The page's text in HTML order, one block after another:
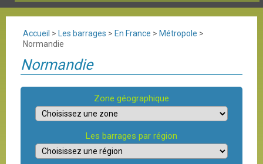
Accueil > Les barrages > En France > Métropole >
Normandie
Normandie
Zone géographique
Les barrages par région